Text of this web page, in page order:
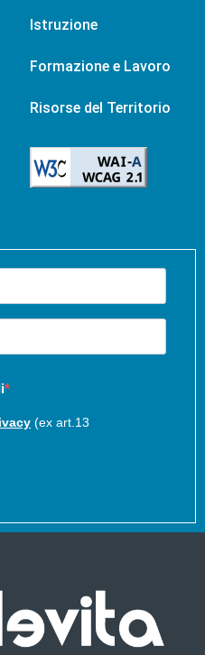
Istruzione
Formazione e Lavoro
Risorse del Territorio
(ex art.13